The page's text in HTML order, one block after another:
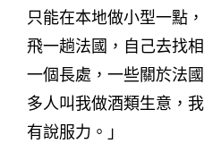
只能在本地做小型一點
飛一趟法國，自己去找
一個長處，一些關於法
多人叫我做酒類生意，
有說服力。」